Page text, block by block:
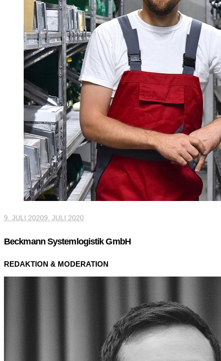
9. JULI 20209. JULI 2020
Beckmann Systemlogistik GmbH
REDAKTION & MODERATION